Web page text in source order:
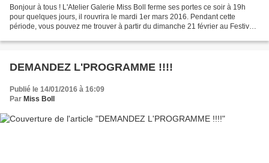
Bonjour à tous ! L'Atelier Galerie Miss Boll ferme ses portes ce soir à 19h
pour quelques jours, il rouvrira le mardi 1er mars 2016. Pendant cette
période, vous pouvez me trouver à partir du dimanche 21 février au Festival
DEMANDEZ L'PROGRAMME !!!!
Publié le 14/01/2016 à 16:09
Par Miss Boll